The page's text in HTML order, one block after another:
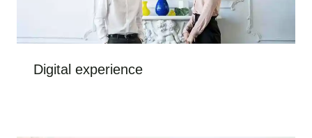
Digital experience